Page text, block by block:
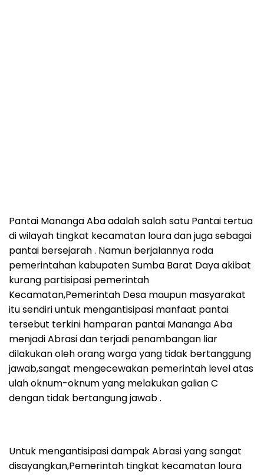
Pantai Mananga Aba adalah salah satu Pantai tertua
di wilayah tingkat kecamatan loura dan juga sebagai
pantai bersejarah . Namun berjalannya roda
pemerintahan kabupaten Sumba Barat Daya akibat
kurang partisipasi pemerintah
Kecamatan,Pemerintah Desa maupun masyarakat
itu sendiri untuk mengantisipasi manfaat pantai
tersebut terkini hamparan pantai Mananga Aba
menjadi Abrasi dan terjadi penambangan liar
dilakukan oleh orang warga yang tidak bertanggung
jawab,sangat mengecewakan pemerintah level atas
ulah oknum-oknum yang melakukan galian C
dengan tidak bertangung jawab .
Untuk mengantisipasi dampak Abrasi yang sangat
disayangkan,Pemerintah tingkat kecamatan loura